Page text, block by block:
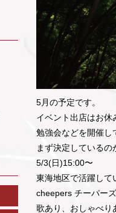
5月の予定です。
イベント出店はお休
勉強会などを開催し
まず決定しているの
5/3(日)15:00〜
東海地区で活躍して
cheepers チーパー
歌あり、おしゃべり